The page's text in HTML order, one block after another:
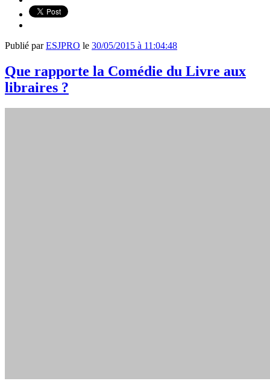
Publié parESJPRO le 30/05/2015 à 11:04:48
Que rapporte la Comédie du Livre aux
libraires ?